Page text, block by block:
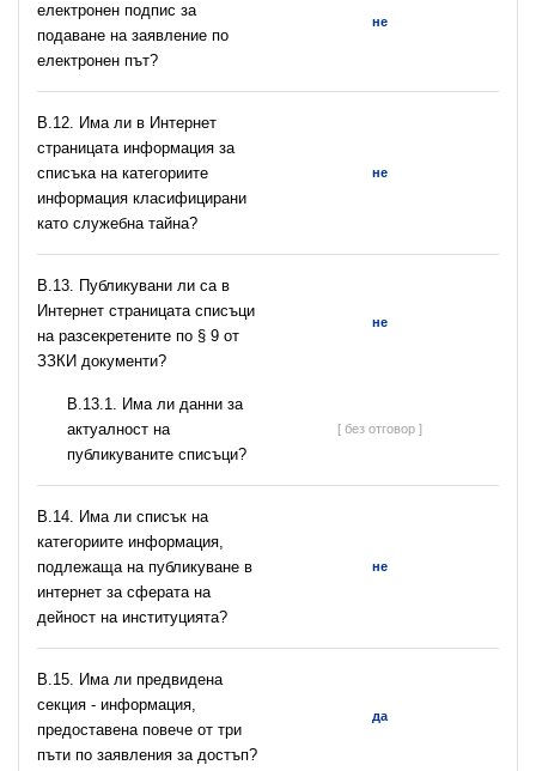
електронен подпис за
подаване на заявление по
електронен път?
не
В.12. Има ли в Интернет
страницата информация за
списъка на категориите
информация класифицирани
като служебна тайна?
не
В.13. Публикувани ли са в
Интернет страницата списъци
на разсекретените по § 9 от
ЗЗКИ документи?
не
В.13.1. Има ли данни за
актуалност на
публикуваните списъци?
[ без отговор ]
В.14. Има ли списък на
категориите информация,
подлежаща на публикуване в
интернет за сферата на
дейност на институцията?
не
В.15. Има ли предвидена
секция - информация,
предоставена повече от три
пъти по заявления за достъп?
да